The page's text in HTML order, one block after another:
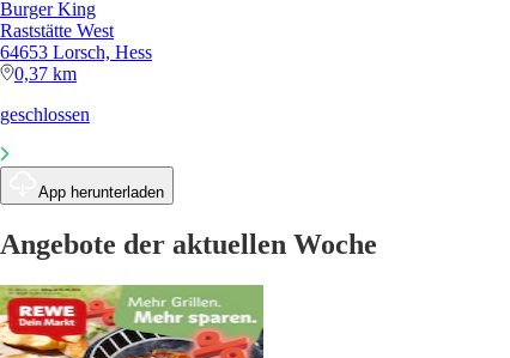
Burger King
Raststätte West
64653 Lorsch, Hess
0,37 km
geschlossen
App herunterladen
Angebote der aktuellen Woche